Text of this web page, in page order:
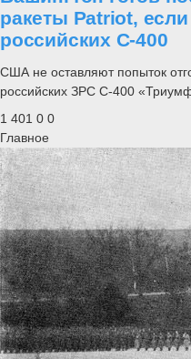
ракеты Patriot,
российских С-400
США не оставляют попыток
российских ЗРС С-400
1 401 0 0
Главное